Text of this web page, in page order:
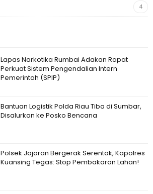
4
Lapas Narkotika Rumbai Adakan Rapat
Perkuat Sistem Pengendalian Intern
Pemerintah (SPIP)
Bantuan Logistik Polda Riau Tiba di Sumbar,
Disalurkan ke Posko Bencana
Polsek Jajaran Bergerak Serentak, Kapolres
Kuansing Tegas: Stop Pembakaran Lahan!